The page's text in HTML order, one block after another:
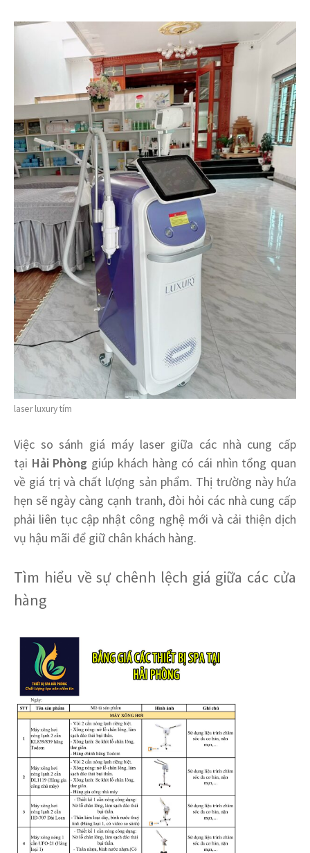
laser luxury tím
Việc so sánh giá máy laser giữa các nhà cung cấp
tại Hải Phòng giúp khách hàng có cái nhìn tổng quan
về giá trị và chất lượng sản phẩm. Thị trường này hứa
hẹn sẽ ngày càng cạnh tranh, đòi hỏi các nhà cung cấp
phải liên tục cập nhật công nghệ mới và cải thiện dịch
vụ hậu mãi để giữ chân khách hàng.
Tìm hiểu về sự chênh lệch giá giữa các cửa
hàng